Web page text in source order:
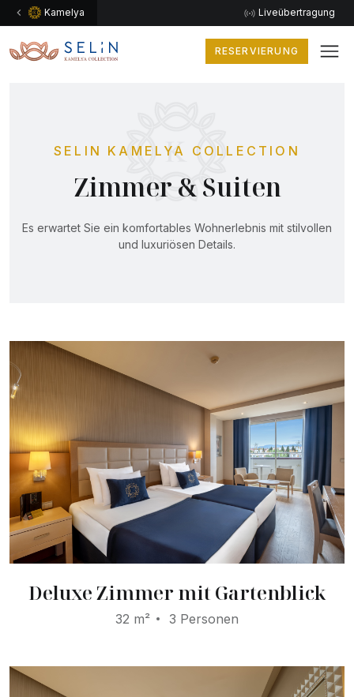
Kamelya Liveübertragung
RESERVIERUNG
SELIN KAMELYA COLLECTION
Zimmer & Suiten
Es erwartet Sie ein komfortables Wohnerlebnis mit stilvollen
und luxuriösen Details.
Deluxe Zimmer mit Gartenblick
32 m² 3 Personen